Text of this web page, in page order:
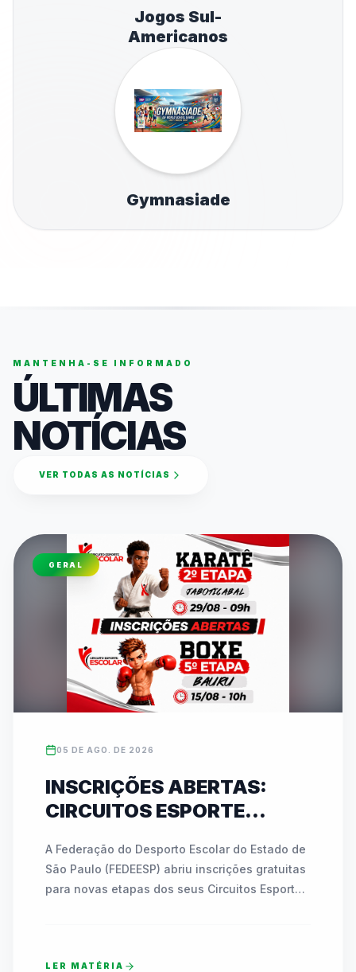
Jogos Sul-
Americanos
Gymnasiade
MANTENHA-SE INFORMADO
ÚLTIMAS
NOTÍCIAS
VER TODAS AS NOTÍCIAS
GERAL
05 DE AGO. DE 2026
INSCRIÇÕES ABERTAS:
CIRCUITOS ESPORTE
LEVAM BOXE A BAURU E
KARATÊ A JABOTICABAL
A Federação do Desporto Escolar do Estado de
São Paulo (FEDEESP) abriu inscrições gratuitas
para novas etapas dos seus Circuitos Esporte
em 28 de agosto, Jaboticabal sediará a 2ª
LER MATÉRIA